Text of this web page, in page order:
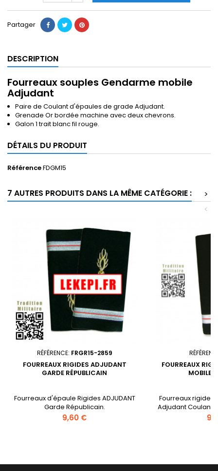
Partager
DESCRIPTION
Fourreaux souples Gendarme mobile
Adjudant
Paire de Coulant d'épaules de grade Adjudant.
Grenade Or bordée machine avec deuxchevrons.
Galon 1 trait blanc fil rouge.
DÉTAILS DU PRODUIT
RéférenceFDGM15
7 AUTRES PRODUITS DANS LA MÊME CATÉGORIE :
>
<
RÉFÉRENCE: FRGR15-2859
FOURREAUX RIGIDES ADJUDANT
GARDE RÉPUBLICAIN
Fourreaux d'épaule Rigides ADJUDANT
Garde Républicain.
Prix
9,60 €
FOURREAUX
MOBILE
Fourreaux rigide
Adjudant Coulant
Drap bleu foncé.
Prix